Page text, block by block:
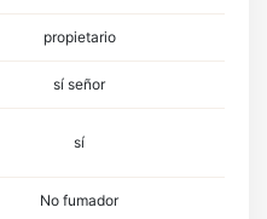
propietario
sí señor
sí
No fumador